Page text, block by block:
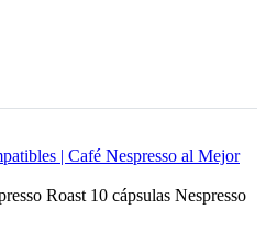
| Café Nespresso al Mejor
Roast 10 cápsulas Nespresso